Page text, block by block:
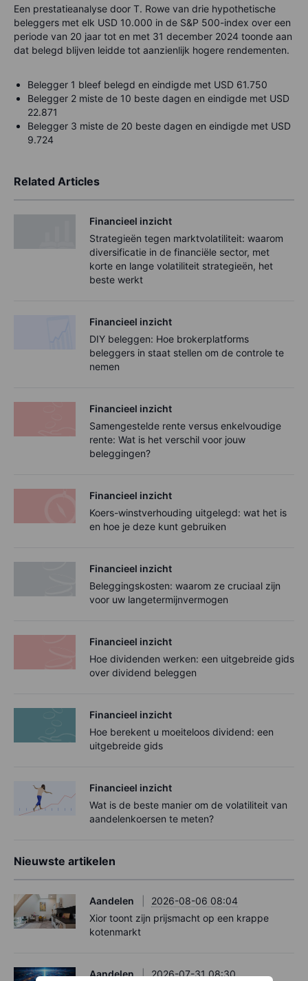
Een prestatieanalyse door T. Rowe van drie hypothetische
beleggers met elk USD 10.000 in de S&P 500-index over een
periode van 20 jaar tot en met 31 december 2024 toonde aan
dat belegd blijven leidde tot aanzienlijk hogere rendementen.
Belegger 1 bleef belegd en eindigde met USD 61.750
Belegger 2 miste de 10 beste dagen en eindigde met USD
22.871
Belegger 3 miste de 20 beste dagen en eindigde met USD
9.724
Related Articles
Financieel inzicht
Strategieën tegen marktvolatiliteit: waarom
diversificatie in de financiële sector, met
korte en lange volatiliteit strategieën, het
beste werkt
Financieel inzicht
DIY beleggen: Hoe brokerplatforms
beleggers in staat stellen om de controle te
nemen
Financieel inzicht
Samengestelde rente versus enkelvoudige
rente: Wat is het verschil voor jouw
beleggingen?
Financieel inzicht
Koers-winstverhouding uitgelegd: wat het is
en hoe je deze kunt gebruiken
Financieel inzicht
Beleggingskosten: waarom ze cruciaal zijn
voor uw langetermijnvermogen
Financieel inzicht
Hoe dividenden werken: een uitgebreide gids
over dividend beleggen
Financieel inzicht
Hoe berekent u moeiteloos dividend: een
uitgebreide gids
Financieel inzicht
Wat is de beste manier om de volatiliteit van
aandelenkoersen te meten?
Nieuwste artikelen
Aandelen
2026-08-06 08:04
Xior toont zijn prijsmacht op een krappe
kotenmarkt
Aandelen 2026-07-31 08:30